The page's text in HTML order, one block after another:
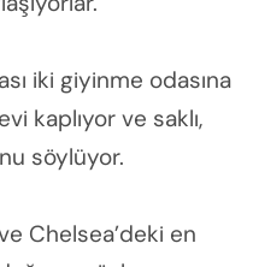
iki giyinme odasına
kaplıyor ve saklı,
söylüyor.
Chelsea’deki en